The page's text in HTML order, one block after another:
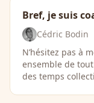
Bref, je suis
Cédric Bodin
N’hésitez pas à
ensemble de
des temps